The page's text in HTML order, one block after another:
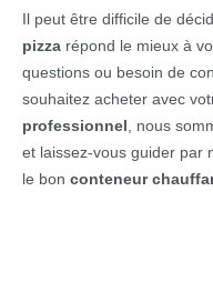
Il peut être difficile de
pizza répond le mieux à
questions ou besoin de
souhaitez acheter avec
professionnel, nous
et laissez-vous guider par
le bon conteneur